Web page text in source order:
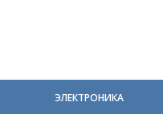
ЭЛЕКТРОНИКА